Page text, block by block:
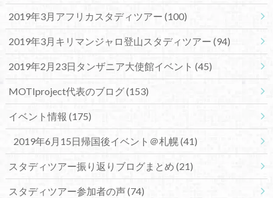
2019年3月アフリカスタディツアー (100)
2019年3月キリマンジャロ登山スタディツアー (94)
2019年2月23日タンザニア大使館イベント (45)
MOTIproject代表のブログ(153)
イベント情報 (175)
2019年6月15日帰国後イベント＠札幌(41)
スタディツアー振り返りブログまとめ (21)
スタディツアー参加者の声(74)